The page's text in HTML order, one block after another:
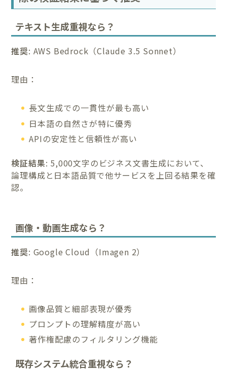
テキスト生成重視なら？
推奨: AWS Bedrock（Claude 3.5 Sonnet）
理由：
長文生成での一貫性が最も高い
日本語の自然さが特に優秀
APIの安定性と信頼性が高い
検証結果: 5,000文字のビジネス文書生成において、
論理構成と日本語品質で他サービスを上回る結果を確
認。
画像・動画生成なら？
推奨: Google Cloud（Imagen 2）
理由：
画像品質と細部表現が優秀
プロンプトの理解精度が高い
著作権配慮のフィルタリング機能
既存システム統合重視なら？